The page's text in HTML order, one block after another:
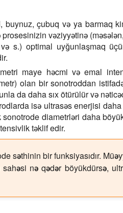
çubuq və ya barmaq
vəziyyətinə
və s.) optimal uyğunlaşmaq
maye həcmi və emal
olan bir sonotroddan
da daha sıx ötürülür və
isə ultrasəs enerjisi
diametrləri daha
təklif edir.
səthinin bir funksiyasıdır.
nə qədər böyükdürsə,